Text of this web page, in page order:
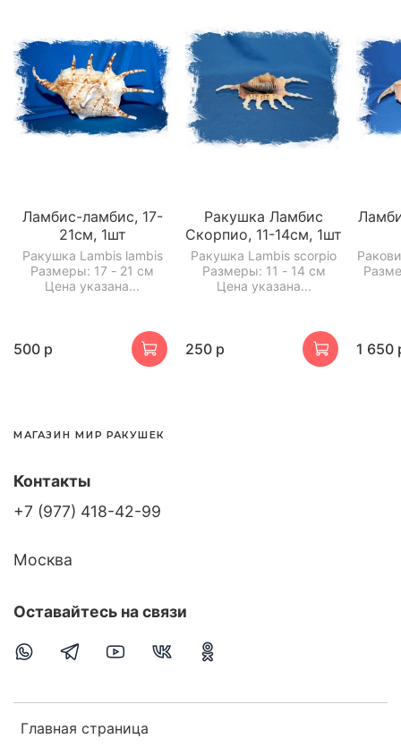
Ламбис-ламбис, 17-
21см, 1шт
Ракушка Lambis lambis
Размеры: 17 - 21 см
Цена указана...
500 р
Ракушка Ламбис
Скорпио, 11-14см, 1шт
Ракушка Lambis scorpio
Размеры: 11 - 14 см
Цена указана...
250 р 1 650
МАГАЗИН МИР РАКУШЕК
Главная страница
Контакты
+7 (977) 418-42-99
Москва
Оставайтесь на связи